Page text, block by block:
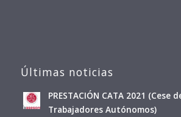
Últimas noticias
PRESTACIÓN CATA 2021 (Cese
Trabajadores Autónomos)